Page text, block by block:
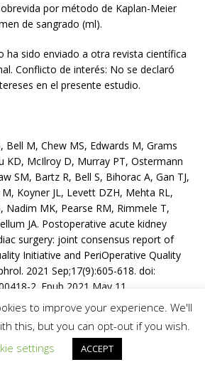
por método de Kaplan-Meier
de sangrado (ml).
ha sido enviado a otra revista científica
Conflicto de interés: No se declaró
en el presente estudio.
Bell M, Chew MS, Edwards M, Grams
KD, McIlroy D, Murray PT, Ostermann
SM, Bartz R, Bell S, Bihorac A, Gan TJ,
Koyner JL, Levett DZH, Mehta RL,
Nadim MK, Pearse RM, Rimmele T,
JA. Postoperative acute kidney
surgery: joint consensus report of
Initiative and PeriOperative Quality
2021 Sep;17(9):605-618. doi:
2. Epub 2021 May 11.
s41581-021-00418-2
Kork, Maisie L. Jackson, Naveen
Christy Y. Wang, Holger K.
Acute Kidney Injury. Anesthesiology
to improve your experience. We'll
this, but you can opt-out if you wish.
settings
ACCEPT